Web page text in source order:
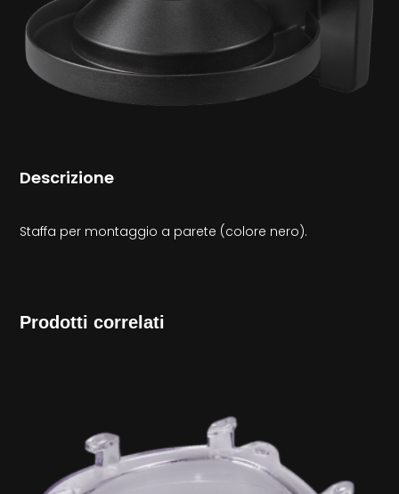
Descrizione
Staffa per montaggio a parete (colore nero).
Prodotti correlati